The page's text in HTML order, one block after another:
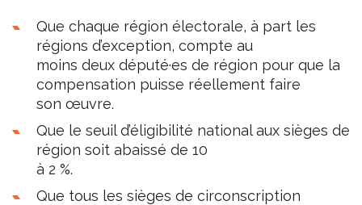
Que chaque région électorale, à part les
régions d’exception, compte au
moins deux député·es de région pour que la
compensation puisse réellement faire
son œuvre.
Que le seuil d’éligibilité national aux sièges de
région soit abaissé de 10
à 2 %.
Que tous les sièges de circonscription